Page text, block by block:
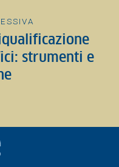
strumenti e